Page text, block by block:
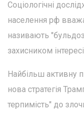
Соціологічні
населення рф
називають
захисником
Найбільш активну
нова стратегія
терпимість" до